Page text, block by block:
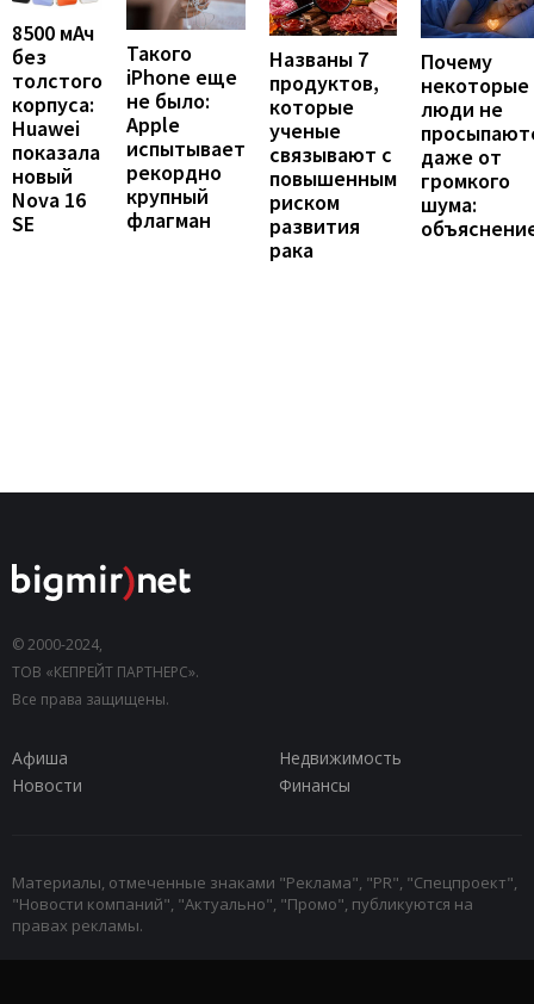
8500 мАч
без
толстого
корпуса:
Huawei
показала
новый
Nova 16
SE
Такого
iPhone еще
не было:
Apple
испытывает
рекордно
крупный
флагман
Названы 7
продуктов,
которые
ученые
связывают с
повышенным
риском
развития
рака
Почему
некоторые
люди не
даже от
громкого
шума:
© 2000-2024,
ТОВ «КЕПРЕЙТ ПАРТНЕРС».
Все права защищены.
Афиша
Недвижимость
Новости
Финансы
Материалы, отмеченные знаками "Реклама", "PR", "Спецпроект",
"Новости компаний", "Актуально", "Промо", публикуются на
правах рекламы.